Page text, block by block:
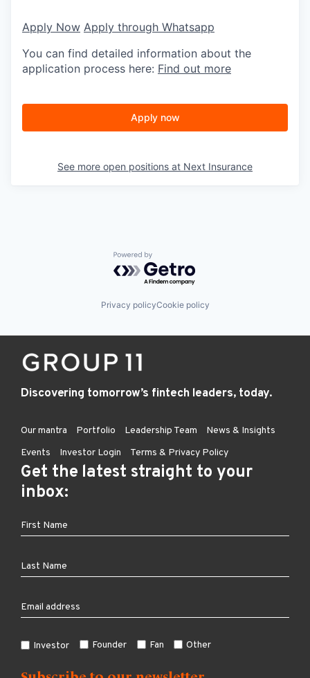
Apply Now Apply through Whatsapp
You can find detailed information about the
application process here: Find out more
Apply now
See more open positions at Next Insurance
Powered by Getro.com
Privacy policyCookie policy
Discovering tomorrow’s fintech leaders, today.
Our mantra Portfolio Leadership Team
News & Insights
Events
Investor Login Terms & Privacy Policy
Get the latest straight to your
inbox:
Investor Founder Fan Other